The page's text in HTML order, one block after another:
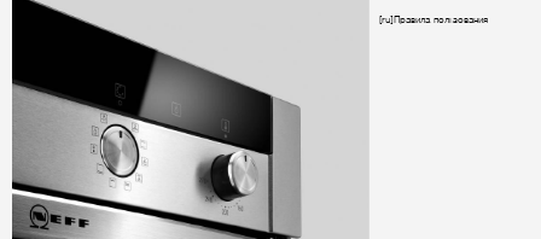
[ru] Правила пользования